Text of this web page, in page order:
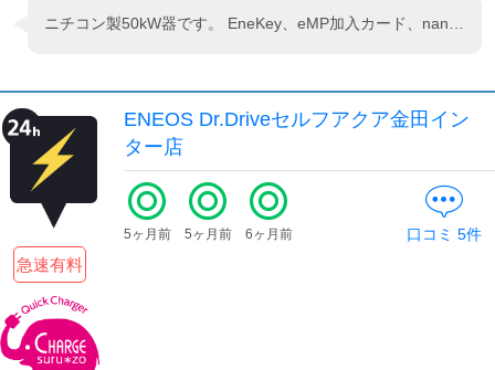
ENEOS Dr.Driveセルフアクア金田イン
ター店
急速有料
5ヶ月前 5ヶ月前 6ヶ月前 口コミ 5件